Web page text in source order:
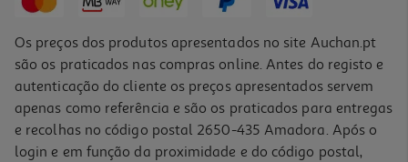
Os preços dos produtos apresentados no site Auchan.pt
são os praticados nas compras online. Antes do registo e
autenticação do cliente os preços apresentados servem
apenas como referência e são os praticados para entregas
e recolhas no código postal 2650-435 Amadora. Após o
login e em função da proximidade e do código postal,